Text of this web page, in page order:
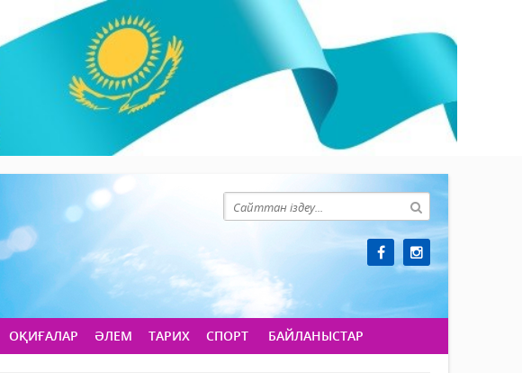
ОҚИҒАЛАР ӘЛЕМ ТАРИХ СПОРТ БАЙЛАНЫСТАР